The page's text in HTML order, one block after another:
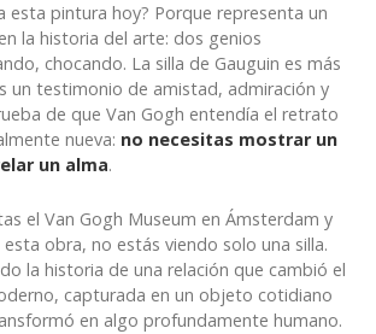
esta pintura hoy? Porque representa un
la historia del arte: dos genios
chocando. La silla de Gauguin es más
un testimonio de amistad, admiración y
de que Van Gogh entendía el retrato
nueva: no necesitas mostrar un
un alma.
el Van Gogh Museum en Ámsterdam y
obra, no estás viendo solo una silla.
la historia de una relación que cambió el
capturada en un objeto cotidiano
en algo profundamente humano.